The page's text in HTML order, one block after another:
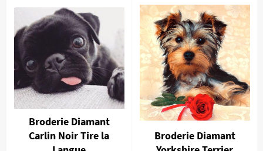
Broderie Diamant
Carlin Noir Tire la
Broderie Diamant